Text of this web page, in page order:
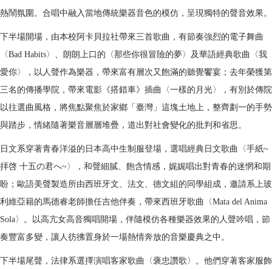
熱鬧氛圍。合唱中融入當地傳統樂器音色的模仿，呈現獨特的聲音效果。
下半場開場，由本校阿卡貝拉社帶來三首歌曲，有節奏強烈的電子舞曲
〈Bad Habits〉、朗朗上口的〈那些你很冒險的夢〉及華語經典歌曲〈我
愛你〉，以人聲作為樂器，帶來富有層次又飽滿的聽覺饗宴；去年榮獲第
三名的傳播學院，帶來電影《搭錯車》插曲〈一樣的月光〉，有別於傳院
以往選曲風格，將焦點聚焦於家鄉「臺灣」這塊土地上，整齊劃一的手勢
與踏步，情緒隨著樂音層層堆疊，道出對社會變化的批判和省思。
日文系穿著青春洋溢的日本高中生制服登場，選唱經典日文歌曲〈手紙~
拝啓 十五の君へ~〉，和聲細膩、飽含情感，娓娓唱出對青春的迷惘和期
盼；歐語美聲製造所由西班牙文、法文、德文組的同學組成，邀請系上玻
利維亞籍的馬德睿老師擔任吉他伴奏，帶來西班牙歌曲〈Mata del Anima
Sola〉。以高亢女高音獨唱開場，伴隨模仿各種樂器效果的人聲吟唱，節
奏豐富多變，讓人彷彿置身於一場熱情奔放的音樂慶典之中。
下半場尾聲，法律系選擇演唱客家歌曲〈褒忠讚歌〉。他們穿著客家服飾